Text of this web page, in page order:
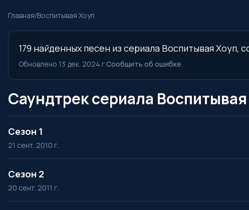
Главная/Воспитывая Хоуп
179 найденных песен из сериала Воспитывая Хоуп,
Обновлено 13 дек. 2024 г.Сообщить об ошибке
Саундтрек сериала
Сезон 1
21 сент. 2010 г.
Сезон 2
20 сент. 2011 г.